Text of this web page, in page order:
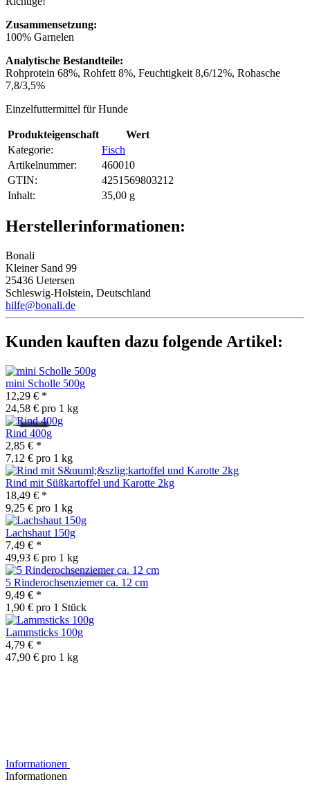
Zusammensetzung:
100% Garnelen
Analytische Bestandteile:
Rohprotein 68%, Rohfett 8%, Feuchtigkeit 8,6/12%, Rohasche
7,8/3,5%
Einzelfuttermittel für Hunde
Produkteigenschaft
Wert
Kategorie:
Fisch
Artikelnummer:
460010
GTIN:
4251569803212
Inhalt‍:
35,00 g
Herstellerinformationen:
Bonali
Kleiner Sand 99
25436 Uetersen
Schleswig-Holstein, Deutschland
hilfe@bonali.de
Kunden kauften dazu folgende Artikel:
mini Scholle 500g
12,29 € *
24,58 € pro 1 kg
Rind 400g
2,85 € *
7,12 € pro 1 kg
Rind mit Süßkartoffel und Karotte 2kg
18,49 € *
9,25 € pro 1 kg
Lachshaut 150g
7,49 € *
49,93 € pro 1 kg
5 Rinderochsenziemer ca. 12 cm
9,49 € *
1,90 € pro 1 Stück
Lammsticks 100g
4,79 € *
47,90 € pro 1 kg
Informationen
Informationen